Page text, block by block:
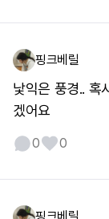
핑크베릴
낯익은 풍경.. 혹
겠어요
0 0